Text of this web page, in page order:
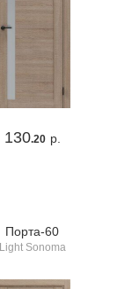
130.20 р.
Порта-60
Light Sonoma